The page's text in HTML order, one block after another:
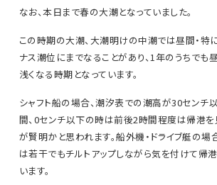
なお、本日まで春の大潮となっていました。
この時期の大潮、大潮明けの中潮では昼間・特
ナス潮位にまでなることがあり、1年のうちでも
浅くなる時期となっています。
シャフト船の場合、潮汐表での潮高が30センチ
間、0センチ以下の時は前後2時間程度は帰港
が賢明かと思われます。船外機・ドライブ艇の
は若干でもチルトアップしながら気を付けて帰
います。